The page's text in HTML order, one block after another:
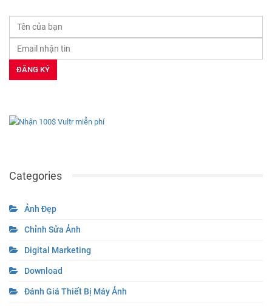
Categories
Ảnh Đẹp
Chỉnh Sửa Ảnh
Digital Marketing
Download
Đánh Giá Thiết Bị Máy Ảnh